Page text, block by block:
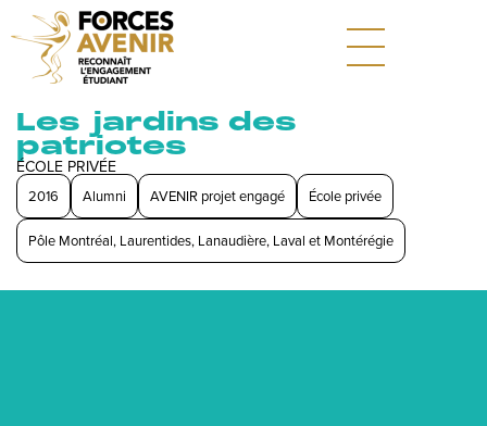
Les jardins des
patriotes
ÉCOLE PRIVÉE
2016 Alumni AVENIR projet engagé École privée
Pôle Montréal, Laurentides, Lanaudière, Laval et Montérégie